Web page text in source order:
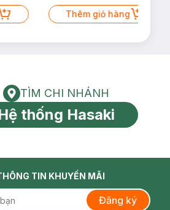
Thêm giỏ hàng
Tìm chi nhánh
TÌM CHI NHÁNH
thống Hasaki
TIN KHUYẾN MÃI
Đăng ký